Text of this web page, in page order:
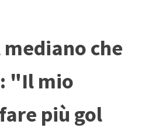
che
"Il mio
più gol